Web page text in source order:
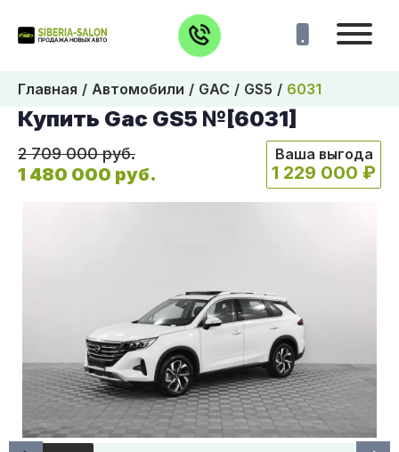
Главная Автомобили GAC GS5 6031
Купить Gac GS5 №[6031]
2 709 000 руб.
1 480 000 руб.
Ваша выгода
1 229 000 ₽